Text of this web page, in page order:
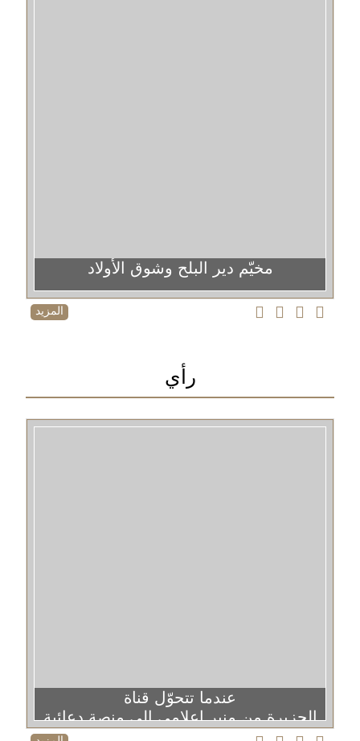
مخيّم دير البلح وشوق الأولاد
المزيد
رأي
عندما تتحوّل قناة
الجزيرة من منبر إعلامي إلى منصة دعائية